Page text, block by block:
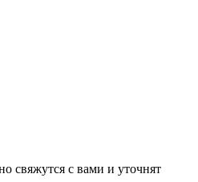
свяжутся с вами и уточнят